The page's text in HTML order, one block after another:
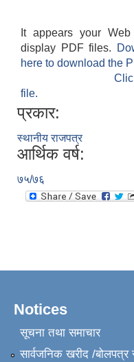
It appears your
display PDF files.
here to download the
file.
प्रकार:
स्थानीय राजपत्र
आर्थिक वर्ष:
७५/७६
Notices
सूचना तथा समाचार
सार्वजनिक खरीद /बोलपत्र